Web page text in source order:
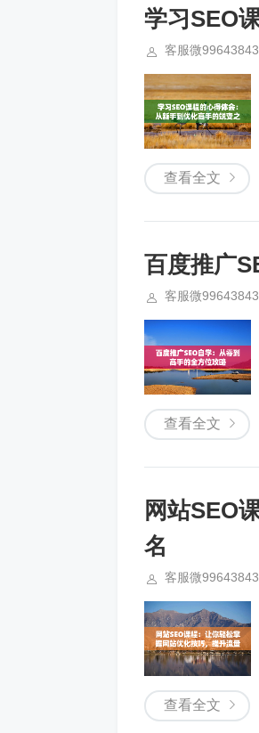
学习SEO
客服微99643843
查看全文
百度推广
客服微99643843
查看全文
网站SEO
名
客服微99643843
查看全文